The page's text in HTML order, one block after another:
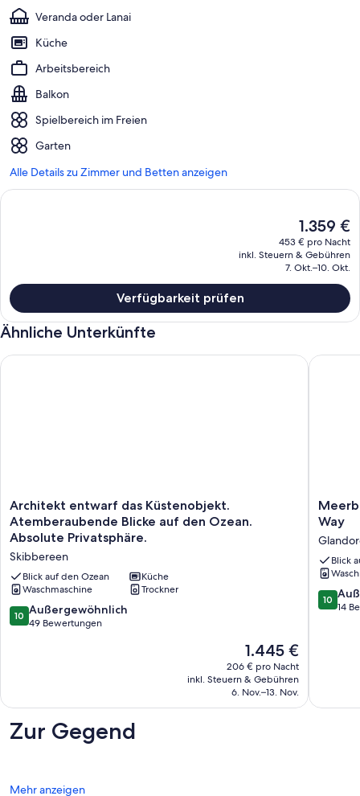
Veranda oder Lanai
Küche
Arbeitsbereich
Balkon
Spielbereich im Freien
Garten
Alle Details zu Zimmer und Betten anzeigen
Der
aktuelle
Preis
beträgt
1.359 €.
1.359 €
453 € pro Nacht
inkl. Steuern & Gebühren
7. Okt.–10. Okt.
Verfügbarkeit prüfen
Ähnliche Unterkünfte
Architekt
entwarf
das
Küstenobjekt.
Atemberaubende
Blicke
auf
den
Ozean.
Architekt entwarf das Küstenobjekt.
Atemberaubende Blicke auf den Ozean.
Absolute Privatsphäre.
Skibbereen
Blick auf den Ozean
Küche
Waschmaschine
Trockner
10.0
von
10 Außergewöhnlich
49 Bewertungen
Der
Preis
beträgt
1.445 €
1.445 €
206 € pro Nacht
inkl. Steuern & Gebühren
6. Nov.–13. Nov.
Architekt entwarf das Küstenobjekt. Atemberaubende Blicke
5.000
m²
am
Wild
Atlantic
Way
Way
Blick
10.0
von
10
14
Zur Gegend
Mehr anzeigen